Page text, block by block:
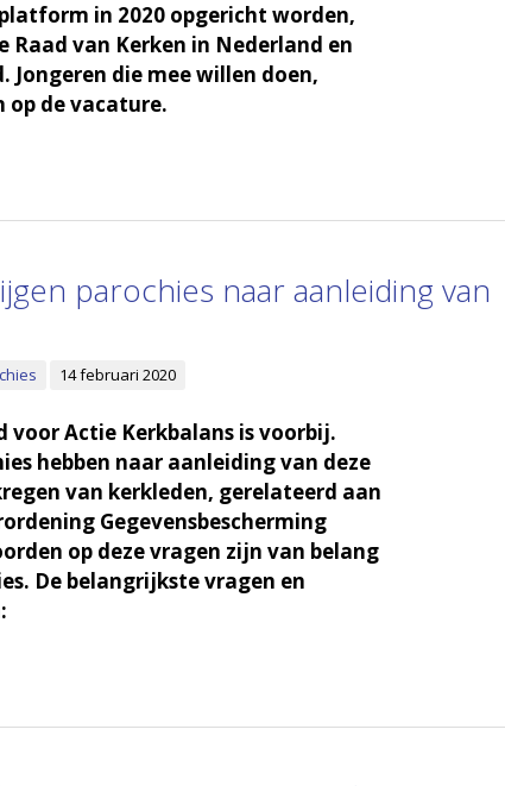
in 2020 opgericht worden,
Raad van Kerken in Nederland en
Jongeren die mee willen doen,
op de vacature.
parochies naar aanleiding van
14 februari 2020
voor Actie Kerkbalans is voorbij.
hebben naar aanleiding van deze
van kerkleden, gerelateerd aan
Gegevensbescherming
op deze vragen zijn van belang
De belangrijkste vragen en